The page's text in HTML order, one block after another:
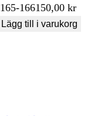
165-166150,00kr
Lägg till i varukorg